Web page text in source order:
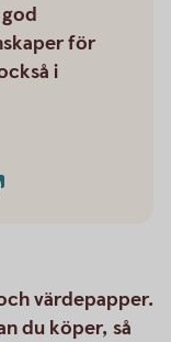
för
i
värdepapper.
du köper, så